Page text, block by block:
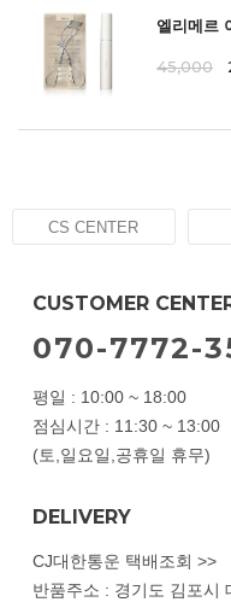
엘리메르
45,000
CS CENTER
CUSTOMER
070-7772-
평일 : 10:00 ~ 18:00
점심시간 : 11:30 ~ 13:00
(토,일요일,공휴일 휴무)
DELIVERY
CJ대한통운 택배조회 >>
반품주소 : 경기도 김포시